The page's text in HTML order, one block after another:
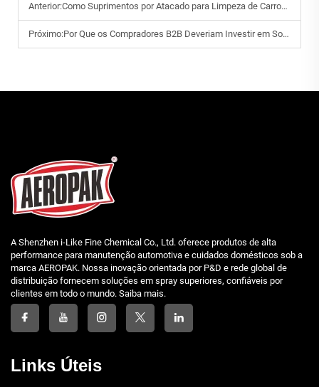
Anterior:Como Suprimentos por Atacado para Limpeza de Carros Podem Reduzir os Custos Operacionais de Oficinas?
Próximo:Por Que os Compradores B2B Deveriam Investir em Soluções de Limpeza Automotiva de Alta Qualidade?
A Shenzhen i-Like Fine Chemical Co., Ltd. oferece produtos de alta
performance para manutenção automotiva e cuidados domésticos sob a
marca AEROPAK. Nossa inovação orientada por P&D e rede global de
distribuição fornecem soluções em spray superiores, confiáveis por
clientes em todo o mundo. Saiba mais.
Links Úteis